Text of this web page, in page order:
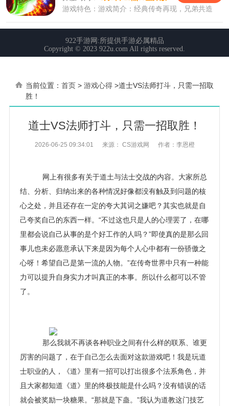
当前位置： 首页 > 游戏心得 >道士VS法师打斗，只需一招取
胜！
道士VS法师打斗，只需一招取胜！
2026-06-25 09:34:01 来源： CS游戏网 作者：李恩橙
网上有很多有关于道土与法士交战的内容。大家所总
结、分析、归纳出来的各种情况好像都没有触及到问题的核
心之处，并且还存在一定的夸大其词之嫌吧？其实也就是自
己夸奖自己的东西一样。“不过这也只是人的心理罢了，在哪
里都会说自己从事的是个好工作的人吗？”即使真的是那么回
事儿也未必愿意承认下来是因为每个人心中都有一份骄傲之
心呀！希望自己是第一流的人物。”在传奇世界中只有一种能
力可以提升自身实力才叫真正的本事。所以什么都可以不管
了。
那么我就不再谈各种职业之间有什么样的联系、谁更
厉害的问题了，在于自己怎么去面对这款游戏吧！我是玩道
士职业的人，《道》里有一招可以打出很多个法系角色，并
且大家都知道《道》里的终极技能是什么吗？没有错误的话
就会被奖励一块糖果。“那就是下蛊。”我认为道教这门技艺